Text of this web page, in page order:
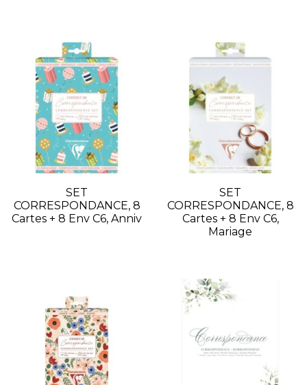
SET
CORRESPONDANCE, 8
Cartes + 8 Env C6, Anniv
SET
CORRESPONDANCE, 8
Cartes + 8 Env C6,
Mariage